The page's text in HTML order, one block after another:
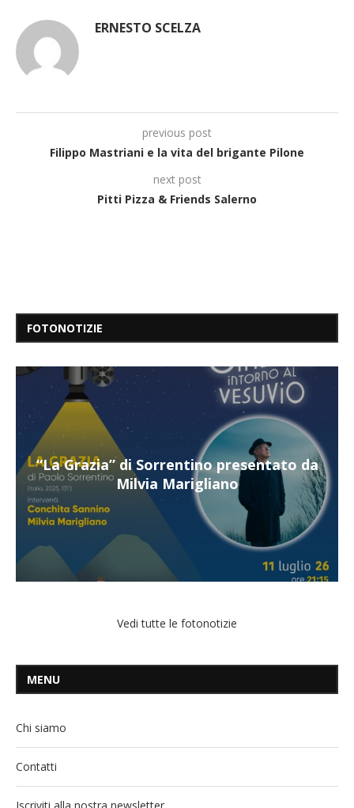
ERNESTO SCELZA
previous post
Filippo Mastriani e la vita del brigante Pilone
next post
Pitti Pizza & Friends Salerno
FOTONOTIZIE
da
“Il respiro del mare”, personale di Terry
Mangiatordi
Vedi tutte le fotonotizie
MENU
Chi siamo
Contatti